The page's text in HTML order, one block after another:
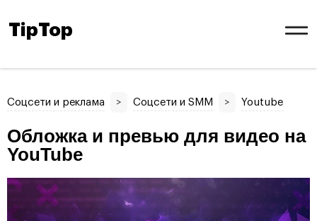
TipTop
Соцсети и реклама > Соцсети и SMM > Youtube
Обложка и превью для видео на
YouTube